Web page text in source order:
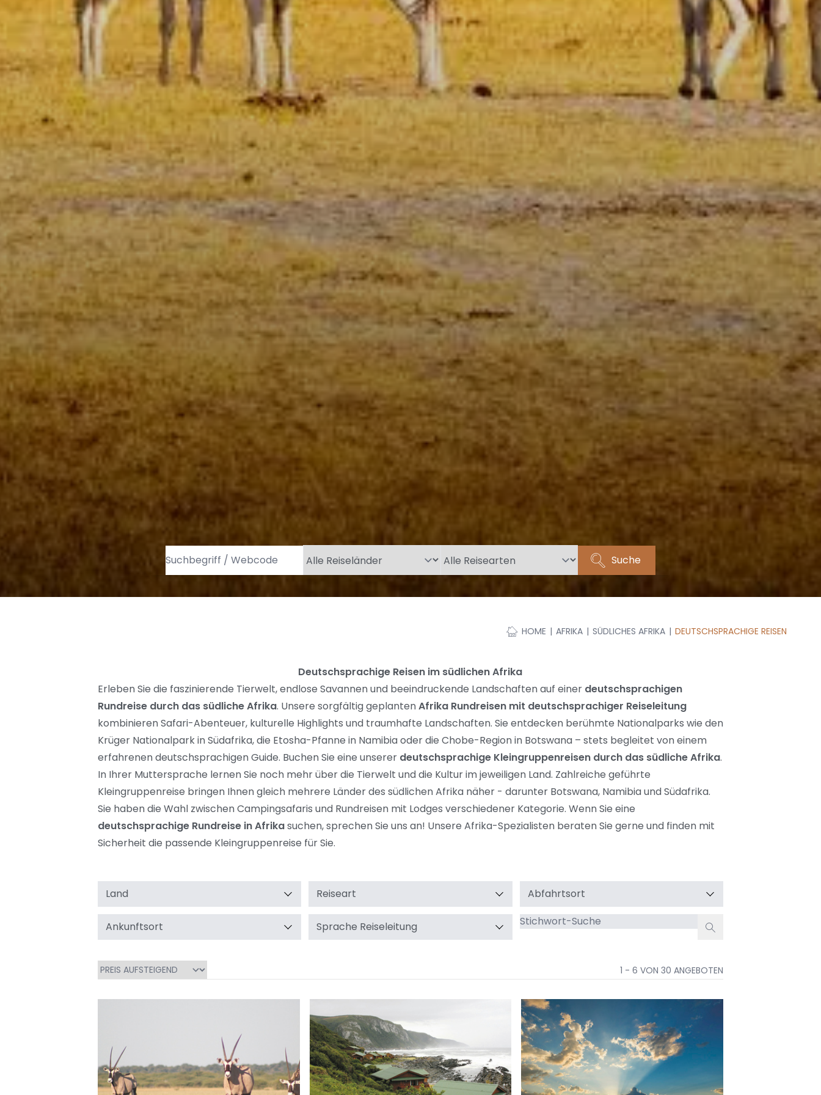
Suche
HOME AFRIKA SÜDLICHES AFRIKA DEUTSCHSPRACHIGE REISEN
Deutschsprachige Reisen im südlichen Afrika
Erleben Sie die faszinierende Tierwelt, endlose Savannen und beeindruckende Landschaften auf einer deutschsprachigen
Rundreise durch das südliche Afrika. Unsere sorgfältig geplantenAfrika Rundreisen mit deutschsprachiger Reiseleitung
kombinieren Safari-Abenteuer, kulturelle Highlights und traumhafte Landschaften. Sie entdecken berühmte Nationalparks wie den
Krüger Nationalpark in Südafrika, die Etosha-Pfanne in Namibia oder die Chobe-Region in Botswana – stets begleitet von einem
erfahrenen deutschsprachigen Guide. Buchen Sie eine unserer deutschsprachige Kleingruppenreisen durch das südliche Afrika.
In Ihrer Muttersprache lernen Sie noch mehr über die Tierwelt und die Kultur im jeweiligen Land. Zahlreiche geführte
Kleingruppenreise bringen Ihnen gleich mehrere Länder des südlichen Afrika näher - darunter Botswana, Namibia und Südafrika.
Sie haben die Wahl zwischen Campingsafaris und Rundreisen mit Lodges verschiedener Kategorie. Wenn Sie eine
deutschsprachige Rundreise in Afrikasuchen, sprechen Sie uns an! Unsere Afrika-Spezialisten beraten Sie gerne und finden mit
Sicherheit die passende Kleingruppenreise für Sie.
Land Reiseart Abfahrtsort
Ankunftsort Sprache Reiseleitung
Stichwort-
Sortieren
nach
1 - 6 VON 30 ANGEBOTEN